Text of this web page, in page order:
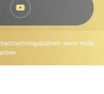
wenn nicht